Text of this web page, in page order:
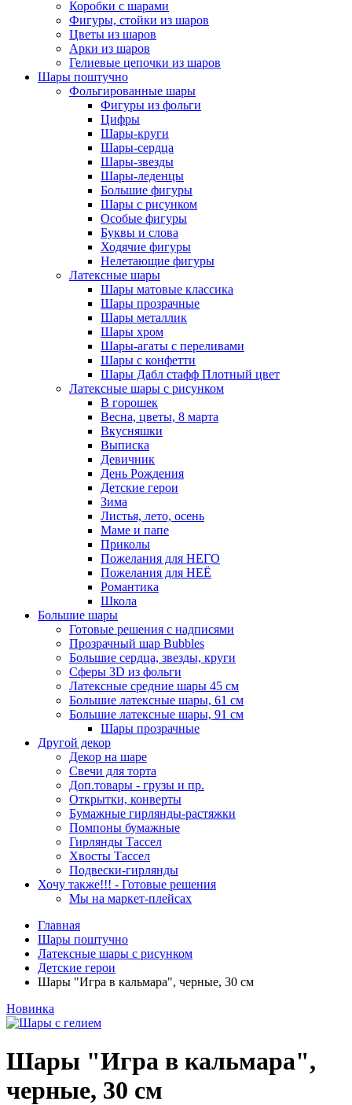
Коробки с шарами
Фигуры, стойки из шаров
Цветы из шаров
Арки из шаров
Гелиевые цепочки из шаров
Шары поштучно
Фольгированные шары
Фигуры из фольги
Цифры
Шары-круги
Шары-сердца
Шары-звезды
Шары-леденцы
Большие фигуры
Шары с рисунком
Особые фигуры
Буквы и слова
Ходячие фигуры
Нелетающие фигуры
Латексные шары
Шары матовые классика
Шары прозрачные
Шары металлик
Шары хром
Шары-агаты с переливами
Шары с конфетти
Шары Дабл стафф Плотный цвет
Латексные шары с рисунком
В горошек
Весна, цветы, 8 марта
Вкусняшки
Выписка
Девичник
День Рождения
Детские герои
Зима
Листья, лето, осень
Маме и папе
Приколы
Пожелания для НЕГО
Пожелания для НЕЁ
Романтика
Школа
Большие шары
Готовые решения с надписями
Прозрачный шар Bubbles
Большие сердца, звезды, круги
Сферы 3D из фольги
Латексные средние шары 45 см
Большие латексные шары, 61 см
Большие латексные шары, 91 см
Шары прозрачные
Другой декор
Декор на шаре
Свечи для торта
Доп.товары - грузы и пр.
Открытки, конверты
Бумажные гирлянды-растяжки
Помпоны бумажные
Гирлянды Тассел
Хвосты Тассел
Подвески-гирлянды
Хочу также!!! - Готовые решения
Мы на маркет-плейсах
Главная
Шары поштучно
Латексные шары с рисунком
Детские герои
Шары "Игра в кальмара", черные, 30 см
Новинка
Шары "Игра в кальмара",
черные, 30 см